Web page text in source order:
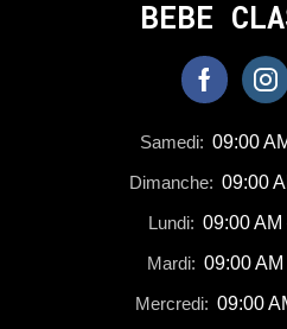
BEBE
Samedi: 09:00
Dimanche: 09:00
Lundi: 09:00 AM
Mardi: 09:00
Mercredi: 09:00